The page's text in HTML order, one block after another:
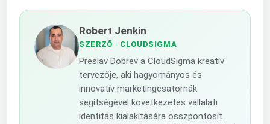
Robert Jenkin
SZERZŐ · CLOUDSIGMA
Preslav Dobrev a CloudSigma kreatív
tervezője, aki hagyományos és
innovatív marketingcsatornák
segítségével következetes vállalati
identitás kialakítására összpontosít.